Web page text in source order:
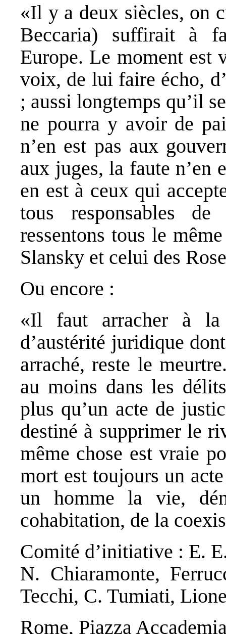
«Il y a deux siècles, on
Beccaria) suffirait à
Europe. Le moment est
voix, de lui faire écho,
; aussi longtemps qu’il
ne pourra y avoir de
n’en est pas aux
aux juges, la faute n’en
en est à ceux qui
tous responsables
ressentons tous le
Slansky et celui des
Ou encore :
«Il faut arracher à
d’austérité juridique
arraché, reste le
au moins dans les
plus qu’un acte de
destiné à supprimer le
même chose est vraie
mort est toujours un
un homme la vie,
cohabitation, de la
Comité d’initiative : E.
N. Chiaramonte,
Tecchi, C. Tumiati,
Rome, Piazza